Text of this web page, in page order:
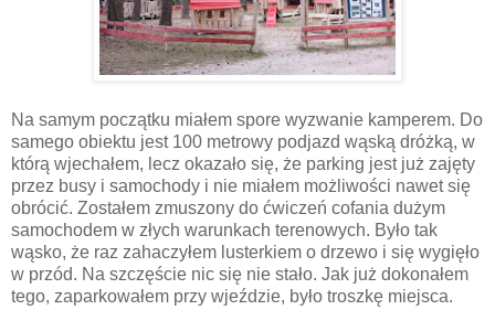
Na samym początku miałem spore wyzwanie kamperem. Do
samego obiektu jest 100 metrowy podjazd wąską dróżką, w
którą wjechałem, lecz okazało się, że parking jest już zajęty
przez busy i samochody i nie miałem możliwości nawet się
obrócić. Zostałem zmuszony do ćwiczeń cofania dużym
samochodem w złych warunkach terenowych. Było tak
wąsko, że raz zahaczyłem lusterkiem o drzewo i się wygięło
w przód. Na szczęście nic się nie stało. Jak już dokonałem
tego, zaparkowałem przy wjeździe, było troszkę miejsca.